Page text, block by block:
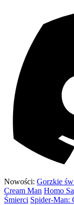
Nowości: Gorzkie
Cream Man Homo
Śmierci Spider-Man: